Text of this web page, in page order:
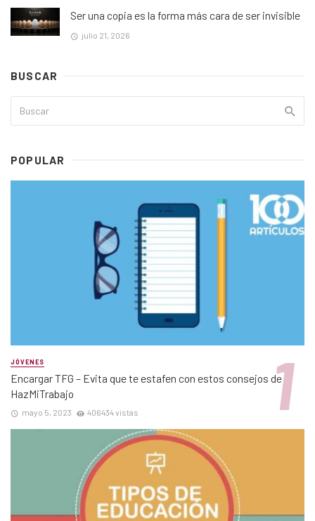
Ser una copia es la forma más cara de ser invisible
julio 21, 2026
BUSCAR
POPULAR
JÓVENES
Encargar TFG – Evita que te estafen con estos consejos de
HazMiTrabajo
mayo 5, 2023 406434 vistas